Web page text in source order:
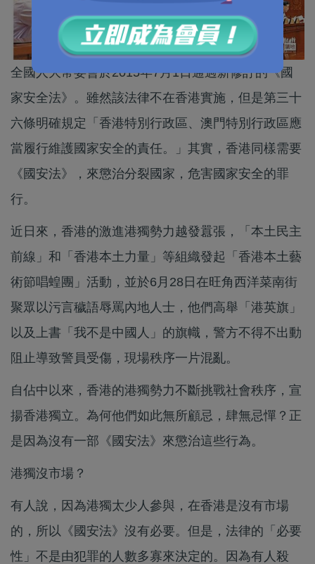
全國人大常委會於2015年7月1日通過新修訂的《國
家安全法》。雖然該法律不在香港實施，但是第三十
六條明確規定「香港特別行政區、澳門特別行政區應
當履行維護國家安全的責任。」其實，香港同樣需要
《國安法》，來懲治分裂國家，危害國家安全的罪
行。
近日來，香港的激進港獨勢力越發囂張，「本土民主
前線」和「香港本土力量」等組織發起「香港本土藝
術節唱蝗團」活動，並於6月28日在旺角西洋菜南街
聚眾以污言穢語辱罵內地人士，他們高舉「港英旗」
以及上書「我不是中國人」的旗幟，警方不得不出動
阻止導致警員受傷，現場秩序一片混亂。
自佔中以來，香港的港獨勢力不斷挑戰社會秩序，宣
揚香港獨立。為何他們如此無所顧忌，肆無忌憚？正
是因為沒有一部《國安法》來懲治這些行為。
港獨沒市場？
有人說，因為港獨太少人參與，在香港是沒有市場
的，所以《國安法》沒有必要。但是，法律的「必要
性」不是由犯罪的人數多寡來決定的。因為有人殺